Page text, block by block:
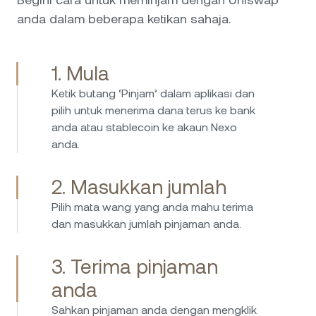
terbaik serta penjaga aset di sebalik Nexo
yang membuatkan saya lebih yakin
Saya telah melabur dengan Nexo sejak 2017
dan menggunakan platform ini sejak itu tanpa
sebarang masalah. Proses meminjam adalah
ringkas, pantas dan mudah, manakala kadar
faedah untuk simpanan sentiasa menarik.
selamat untuk mengurus aset kripto dan
menjana pendapatan pasif. Saya amat
mengesyorkan Nexo – platform ini mesra
pengguna, boleh dipercayai, dan menonjol
inovatif. Syarikat hebat yang jelas
membezakan dirinya daripada pesaing lain.
Saya telah menggunakan Nexo selama
beberapa tahun dan saya benar-benar kagum
dengan perkhidmatan mereka. Platform ini
anda dalam beberapa ketikan sahaja.
1. Mula
Ketik butang ‘Pinjam’ dalam aplikasi dan
pilih untuk menerima dana terus ke bank
anda atau stablecoin ke akaun Nexo
anda.
2. Masukkan jumlah
Pilih mata wang yang anda mahu terima
dan masukkan jumlah pinjaman anda.
3. Terima pinjaman
anda
Sahkan pinjaman anda dengan mengklik